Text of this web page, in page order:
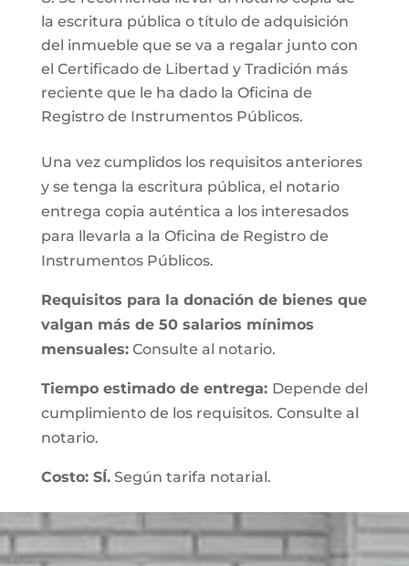
la escritura pública o título de adquisición
del inmueble que se va a regalar junto con
el Certificado de Libertad y Tradición más
reciente que le ha dado la Oficina de
Registro de Instrumentos Públicos.
Una vez cumplidos los requisitos anteriores
y se tenga la escritura pública, el notario
entrega copia auténtica a los interesados
para llevarla a la Oficina de Registro de
Instrumentos Públicos.
Requisitos para la donación de bienes que
valgan más de 50 salarios mínimos
mensuales:Consulte al notario.
Tiempo estimado de entrega: Depende del
cumplimiento de los requisitos. Consulte al
notario.
Costo: SÍ.Según tarifa notarial.